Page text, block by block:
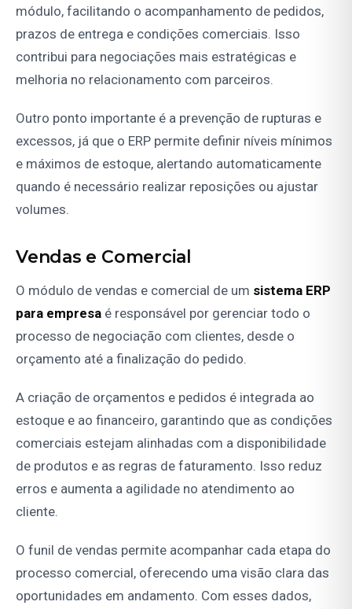
módulo, facilitando o acompanhamento de pedidos,
prazos de entrega e condições comerciais. Isso
contribui para negociações mais estratégicas e
melhoria no relacionamento com parceiros.
Outro ponto importante é a prevenção de rupturas e
excessos, já que o ERP permite definir níveis mínimos
e máximos de estoque, alertando automaticamente
quando é necessário realizar reposições ou ajustar
volumes.
Vendas e Comercial
O módulo de vendas e comercial de um sistema ERP
para empresa é responsável por gerenciar todo o
processo de negociação com clientes, desde o
orçamento até a finalização do pedido.
A criação de orçamentos e pedidos é integrada ao
estoque e ao financeiro, garantindo que as condições
comerciais estejam alinhadas com a disponibilidade
de produtos e as regras de faturamento. Isso reduz
erros e aumenta a agilidade no atendimento ao
cliente.
O funil de vendas permite acompanhar cada etapa do
processo comercial, oferecendo uma visão clara das
oportunidades em andamento. Com esses dados,